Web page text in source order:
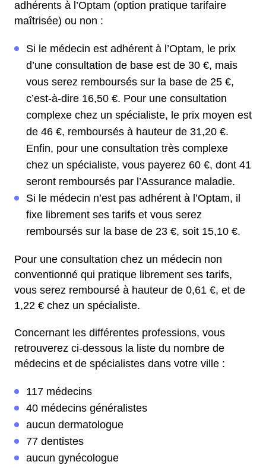
adhérents à l’Optam (option pratique tarifaire
maîtrisée) ou non :
Si le médecin est adhérent à l’Optam, le prix
d’une consultation de base est de 30 €, mais
vous serez remboursés sur la base de 25 €,
c’est-à-dire 16,50 €. Pour une consultation
complexe chez un spécialiste, le prix moyen est
de 46 €, remboursés à hauteur de 31,20 €.
Enfin, pour une consultation très complexe
chez un spécialiste, vous payerez 60 €, dont 41
seront remboursés par l’Assurance maladie.
Si le médecin n’est pas adhérent à l’Optam, il
fixe librement ses tarifs et vous serez
remboursés sur la base de 23 €, soit 15,10 €.
Pour une consultation chez un médecin non
conventionné qui pratique librement ses tarifs,
vous serez remboursé à hauteur de 0,61 €, et de
1,22 € chez un spécialiste.
Concernant les différentes professions, vous
retrouverez ci-dessous la liste du nombre de
médecins et de spécialistes dans votre ville :
117 médecins
40 médecins généralistes
aucun dermatologue
77 dentistes
aucun gynécologue